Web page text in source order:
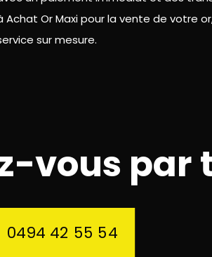
Achat Or Maxi pour la vente de votre
sur mesure.
vous par
0494 42 55 54